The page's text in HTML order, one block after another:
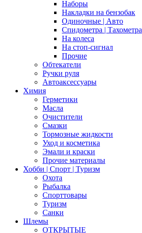
Наборы
Накладки на бензобак
Одиночные | Авто
Спидометра | Тахометра
На колеса
На стоп-сигнал
Прочие
Обтекатели
Ручки руля
Автоаксессуары
Химия
Герметики
Масла
Очистители
Смазки
Тормозные жидкости
Уход и косметика
Эмали и краски
Прочие материалы
Хобби | Cпорт | Туризм
Охота
Рыбалка
Спорттовары
Туризм
Санки
Шлемы
ОТКРЫТЫЕ